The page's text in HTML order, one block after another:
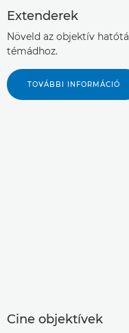
Extenderek
Növeld az objektív
témádhoz.
TOVÁBBI INFORMÁCIÓ
Cine objektívek